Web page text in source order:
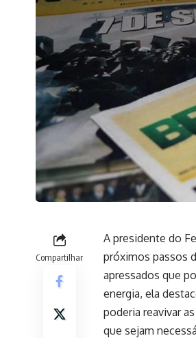
Compartilhar
A presidente do
próximos passos
apressados que
energia, ela
poderia reavivar
que sejam